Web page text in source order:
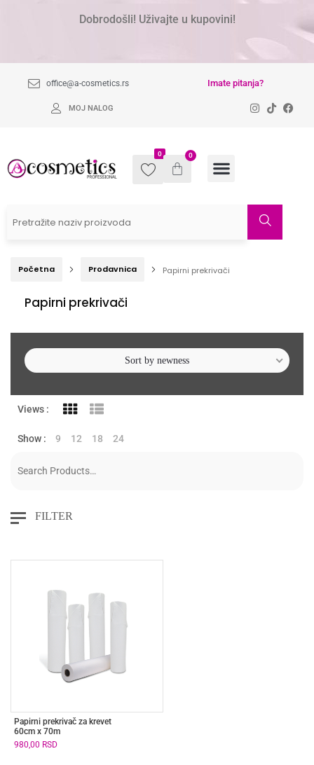
Dobrodošli! Uživajte u kupovini!
office@a-cosmetics.rs Imate pitanja?
MOJ NALOG
0 0
Početna Prodavnica Papirni prekrivači
Papirni prekrivači
FILTER
Sort by newness
Views :
Show : 9 12 18 24
Papirni prekrivač za krevet
60cm x 70m
980,00 RSD